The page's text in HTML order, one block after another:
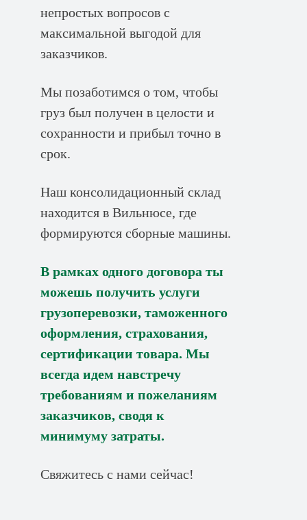
непростых вопросов с
максимальной выгодой для
заказчиков.
Мы позаботимся о том, чтобы
груз был получен в целости и
сохранности и прибыл точно в
срок.
Наш консолидационный склад
находится в Вильнюсе, где
формируются сборные машины.
В рамках одного договора ты
можешь получить услуги
грузоперевозки, таможенного
оформления, страхования,
сертификации товара. Мы
всегда идем навстречу
требованиям и пожеланиям
заказчиков, сводя к
минимуму затраты.
Свяжитесь с нами сейчас!